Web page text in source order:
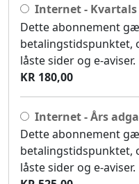
Internet - Kvartals
Dette abonnement
betalingstidspunktet,
låste sider og e-aviser.
KR 180,00
Internet - Års
Dette abonnement
betalingstidspunktet,
låste sider og e-aviser.